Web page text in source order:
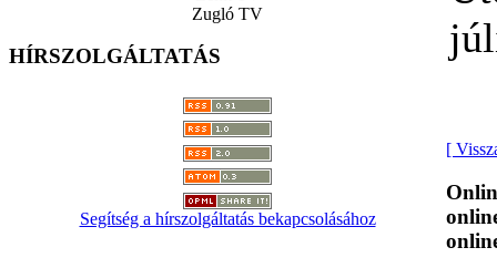
Zugló TV
HÍRSZOLGÁLTATÁS
Segítség a hírszolgáltatás bekapcsolásához
[